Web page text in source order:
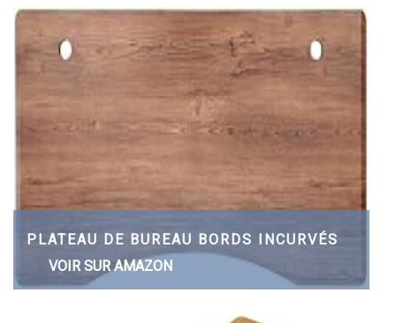
PLATEAU DE BUREAU BORDS INCURVÉS
VOIR SUR AMAZON